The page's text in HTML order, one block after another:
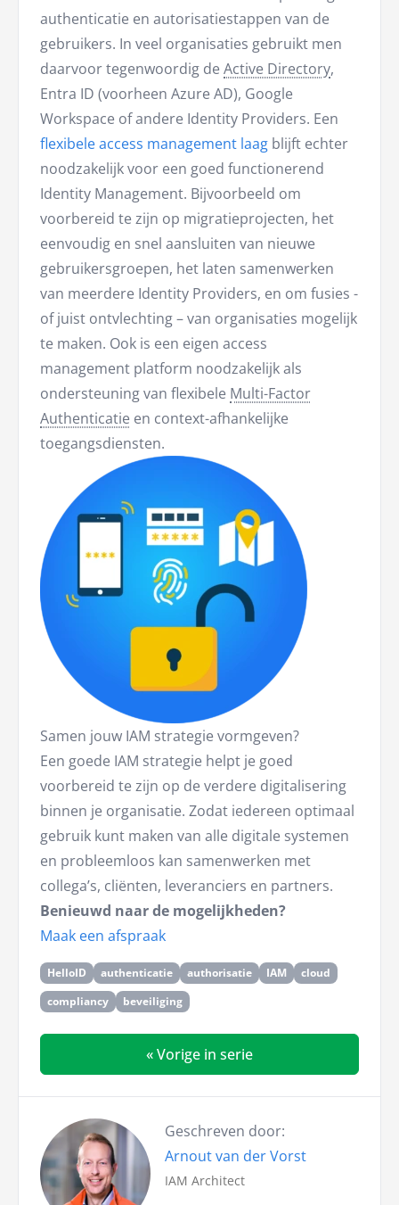
authenticatie en autorisatiestappen van de
gebruikers. In veel organisaties gebruikt men
daarvoor tegenwoordig de Active Directory,
Entra ID (voorheen Azure AD), Google
Workspace of andere Identity Providers. Een
flexibele access management laag blijft echter
noodzakelijk voor een goed functionerend
Identity Management. Bijvoorbeeld om
voorbereid te zijn op migratieprojecten, het
eenvoudig en snel aansluiten van nieuwe
gebruikersgroepen, het laten samenwerken
van meerdere Identity Providers, en om fusies -
of juist ontvlechting – van organisaties mogelijk
te maken. Ook is een eigen access
management platform noodzakelijk als
ondersteuning van flexibele Multi-Factor
Authenticatie en context-afhankelijke
toegangsdiensten.
Samen jouw IAM strategie vormgeven?
Een goede IAM strategie helpt je goed
voorbereid te zijn op de verdere digitalisering
binnen je organisatie. Zodat iedereen optimaal
gebruik kunt maken van alle digitale systemen
en probleemloos kan samenwerken met
collega’s, cliënten, leveranciers en partners.
Benieuwd naar de mogelijkheden?
Maak een afspraak
HelloID authenticatie authorisatie IAM
cloud
compliancy
beveiliging
« Vorige in serie
Geschreven door:
Arnout van der Vorst
IAM Architect